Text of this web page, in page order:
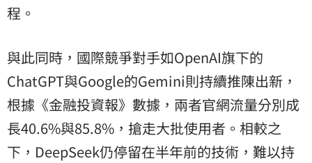
程。
與此同時，國際競爭對手如OpenAI旗下的
ChatGPT與Google的Gemini則持續推陳出新，
根據《金融投資報》數據，兩者官網流量分別成
長40.6%與85.8%，搶走大批使用者。相較之
下，DeepSeek仍停留在半年前的技術，難以持